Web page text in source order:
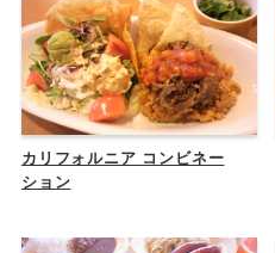
カリフォルニア コンビネー
ション